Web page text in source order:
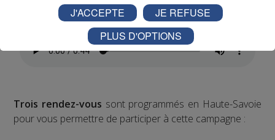
Maryse Cornier fait partie du collectif haut-savoyard.
Trois rendez-vous sont programmés en Haute-Savoie
pour vous permettre de participer à cette campagne :
J'ACCEPTE
JE REFUSE
PLUS D'OPTIONS